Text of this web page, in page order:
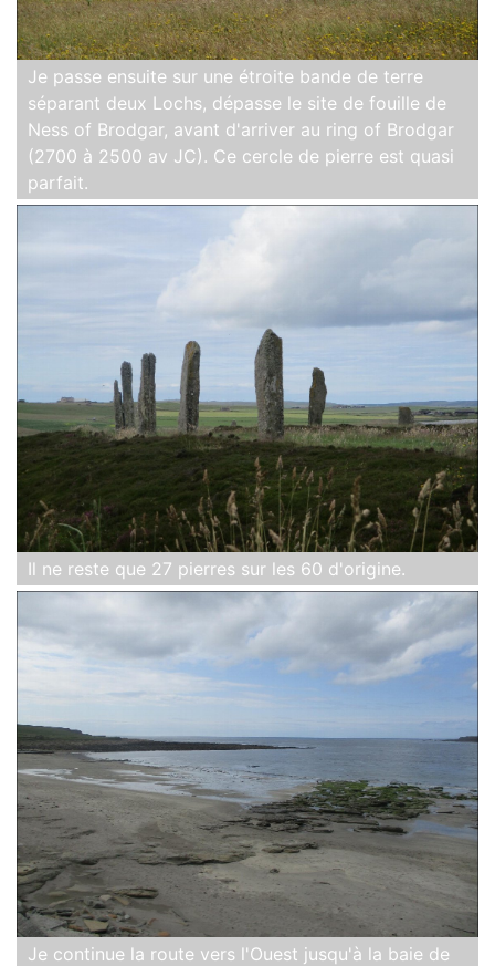
Je passe ensuite sur une étroite bande de terre
séparant deux Lochs, dépasse le site de fouille de
Ness of Brodgar, avant d'arriver au ring of Brodgar
(2700 à 2500 av JC). Ce cercle de pierre est quasi
parfait.
Il ne reste que 27 pierres sur les 60 d'origine.
Je continue la route vers l'Ouest jusqu'à la baie de